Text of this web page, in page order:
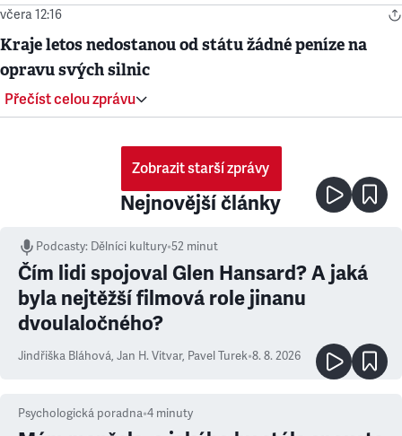
včera 12:16
Kraje letos nedostanou od státu žádné peníze na
opravu svých silnic
Přečíst celou zprávu
Zobrazit starší zprávy
Nejnovější články
Podcasty: Dělníci kultury•52 minut
Čím lidi spojoval Glen Hansard? A jaká
byla nejtěžší filmová role jinanu
dvoulaločného?
Jindřiška Bláhová, Jan H. Vitvar, Pavel Turek•8. 8. 2026
Psychologická poradna•4 minuty